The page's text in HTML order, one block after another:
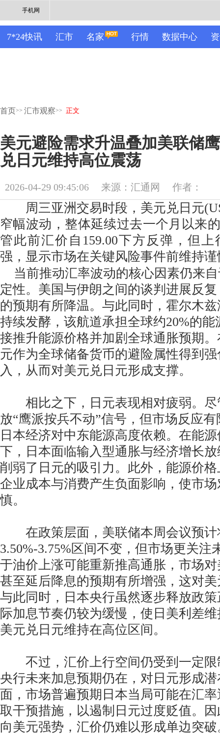
手机网
7*24快讯 汇市 名家 行情 数据中心
首页>> 汇市观察>> 正文
美元避险需求升温叠加美联储
兑日元维持高位震荡
2026-04-29 09:45:06 来源：汇通网 作者：
周三亚洲交易时段，美元兑日元
窄幅波动，整体延续过去一个月以来
管此前汇价自159.00下方反弹，但
强，显示市场在关键风险事件前维持
当前推动汇率波动的核心因素仍来
定性。美国与伊朗之间的谈判进展反
的预期有所降温。与此同时，霍尔木
持续发酵，该航道承担全球约20%的
接推升能源价格并加剧全球通胀预期
元作为全球储备货币的避险属性得到
入，从而对美元兑日元形成支撑。
相比之下，日元表现相对疲弱。尽
放“鹰派按兵不动”信号，但市场反应
日本经济对中东能源高度依赖。在能
下，日本面临输入型通胀与经济增长
削弱了日元的吸引力。此外，能源价
企业成本与消费产生负面影响，使市
慎。
在政策层面，美联储本周会议预计
3.50%-3.75%区间不变，但市场更关注
于油价上涨可能重新推高通胀，市场
甚至延后降息的预期有所增强，这对
与此同时，日本央行虽然逐步释放政
际加息节奏仍较为缓慢，使日美利差
美元兑日元维持在高位区间。
不过，汇价上行空间仍受到一定限
央行未来加息预期仍在，对日元形成
面，市场普遍预期日本当局可能在汇
取干预措施，以遏制日元过度贬值。
向美元强势，汇价仍难以形成单边突破